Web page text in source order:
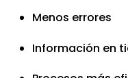
Menos errores
Información en